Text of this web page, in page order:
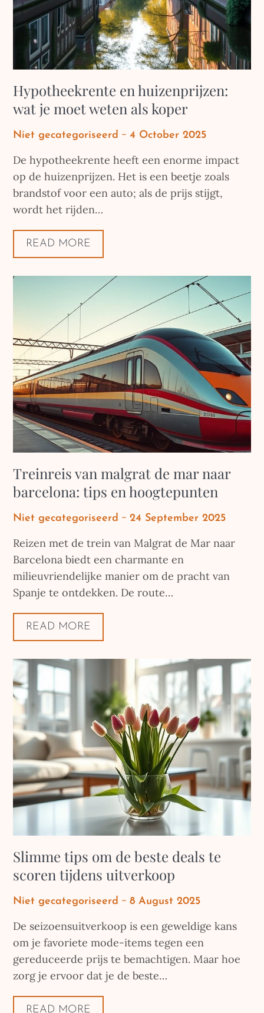
Hypotheekrente en huizenprijzen:
wat je moet weten als koper
Niet gecategoriseerd
Posted
4 October 2025
De hypotheekrente heeft een enorme impact
op de huizenprijzen. Het is een beetje zoals
brandstof voor een auto; als de prijs stijgt,
wordt het rijden…
READ MORE
Treinreis van malgrat de mar naar
barcelona: tips en hoogtepunten
Niet gecategoriseerd
Posted
24 September 2025
Reizen met de trein van Malgrat de Mar naar
Barcelona biedt een charmante en
milieuvriendelijke manier om de pracht van
Spanje te ontdekken. De route…
READ MORE
Slimme tips om de beste deals te
scoren tijdens uitverkoop
Niet gecategoriseerd
Posted
8 August 2025
De seizoensuitverkoop is een geweldige kans
om je favoriete mode-items tegen een
gereduceerde prijs te bemachtigen. Maar hoe
zorg je ervoor dat je de beste…
READ MORE